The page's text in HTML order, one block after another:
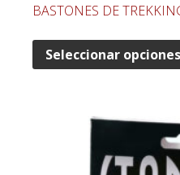
BASTONES DE
Seleccionar opciones